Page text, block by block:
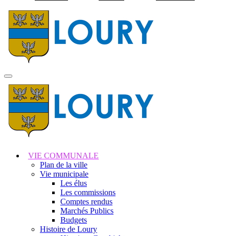
MENU
PRINCIPAL
VIE COMMUNALE
Plan de la ville
Vie municipale
Les élus
Les commissions
Comptes rendus
Marchés Publics
Budgets
Histoire de Loury